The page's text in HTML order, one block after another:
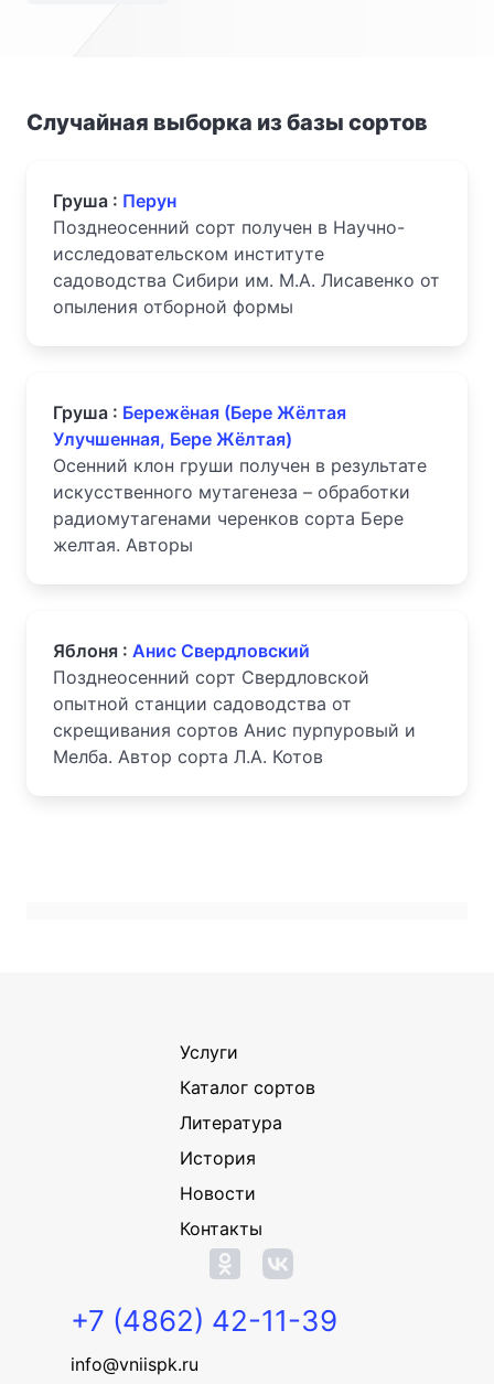
Случайная выборка из базы сортов
Груша : Перун
Позднеосенний сорт получен в Научно-
исследовательском институте
садоводства Сибири им. М.А. Лисавенко от
опыления отборной формы
Груша : Бережёная (Бере Жёлтая
Улучшенная, Бере Жёлтая)
Осенний клон груши получен в результате
искусственного мутагенеза – обработки
радиомутагенами черенков сорта Бере
желтая. Авторы
Яблоня : Анис Свердловский
Позднеосенний сорт Свердловской
опытной станции садоводства от
скрещивания сортов Анис пурпуровый и
Мелба. Автор сорта Л.А. Котов
Услуги
Каталог сортов
Литература
История
Новости
Контакты
+7 (4862) 42-11-39
info@vniispk.ru